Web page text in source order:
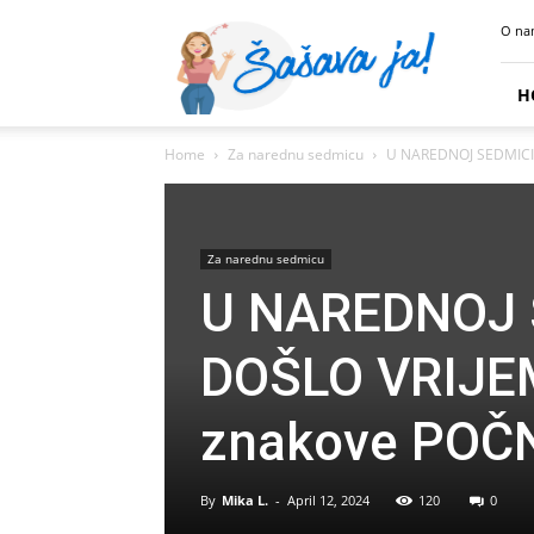
Ja
O
Home Za narednu sedmicu U NAREDNOJ
Za narednu sedmicu
U
DOŠLO
znakove
By Mika L. - April 12, 2024 120 0